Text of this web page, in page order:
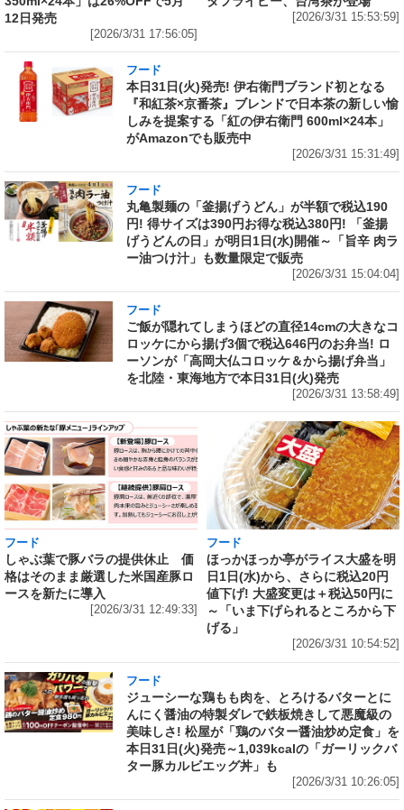
12日発売
[2026/3/31 17:56:05]
[2026/3/31 15:53:59]
フード
本日31日(火)発売! 伊右衛門ブランド初となる
『和紅茶×京番茶』ブレンドで日本茶の新しい愉
しみを提案する「紅の伊右衛門 600ml×24本」
がAmazonでも販売中
[2026/3/31 15:31:49]
フード
丸亀製麺の「釜揚げうどん」が半額で税込190
円! 得サイズは390円お得な税込380円! 「釜揚
げうどんの日」が明日1日(水)開催～「旨辛 肉ラ
ー油つけ汁」も数量限定で販売
[2026/3/31 15:04:04]
フード
ご飯が隠れてしまうほどの直径14cmの大きなコ
ロッケにから揚げ3個で税込646円のお弁当! ロ
ーソンが「高岡大仏コロッケ＆から揚げ弁当」
を北陸・東海地方で本日31日(火)発売
[2026/3/31 13:58:49]
フード
しゃぶ葉で豚バラの提供休止 価
格はそのまま厳選した米国産豚ロ
ースを新たに導入
[2026/3/31 12:49:33]
フード
ほっかほっか亭がライス大盛を明
日1日(水)から、さらに税込20円
値下げ! 大盛変更は＋税込50円に
～「いま下げられるところから下
げる」
[2026/3/31 10:54:52]
フード
ジューシーな鶏もも肉を、とろけるバターとに
んにく醤油の特製ダレで鉄板焼きして悪魔級の
美味しさ! 松屋が「鶏のバター醤油炒め定食」を
本日31日(火)発売～1,039kcalの「ガーリックバ
ター豚カルビエッグ丼」も
[2026/3/31 10:26:05]